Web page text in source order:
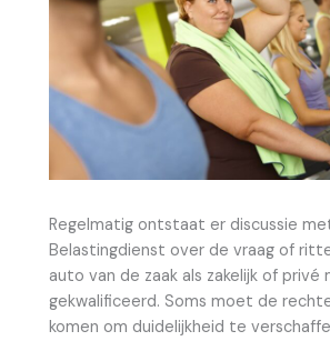
Regelmatig ontstaat er discussie
Belastingdienst over de vraag of
auto van de zaak als zakelijk of
gekwalificeerd. Soms moet de
komen om duidelijkheid te